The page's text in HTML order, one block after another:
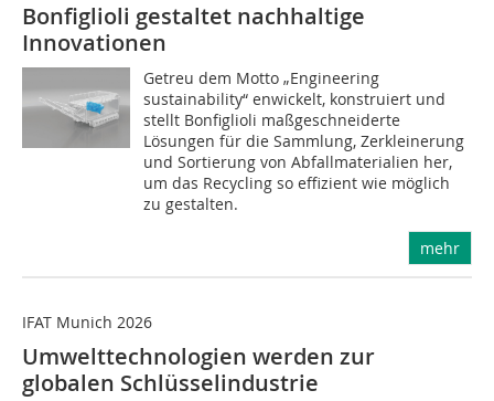
Bonfiglioli gestaltet nachhaltige
Innovationen
Getreu dem Motto „Engineering
sustainability“ enwickelt, konstruiert und
stellt Bonfiglioli maßgeschneiderte
Lösungen für die Sammlung, Zerkleinerung
und Sortierung von Abfallmaterialien her,
um das Recycling so effizient wie möglich
zu gestalten.
mehr
IFAT Munich 2026
Umwelttechnologien werden zur
globalen Schlüsselindustrie